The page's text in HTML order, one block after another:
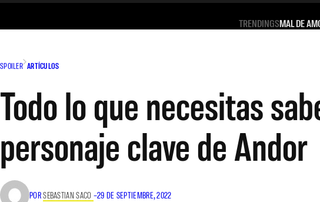
TRENDINGSMAL DE
SPOILER ARTÍCULOS
Todo lo que necesitas
personaje clave de Andor
PORSEBASTIAN SACO –29 DE SEPTIEMBRE, 2022